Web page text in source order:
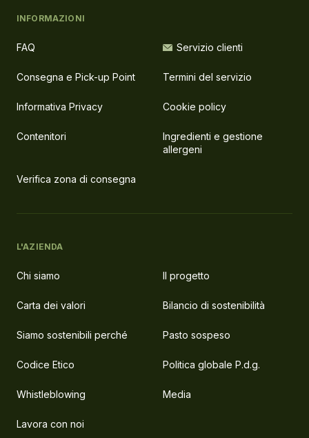
INFORMAZIONI
FAQ Servizio clienti
Consegna e Pick-up Point Termini del servizio
Informativa Privacy Cookie policy
Contenitori
Ingredienti e gestione
allergeni
Verifica zona di consegna
L'AZIENDA
Chi siamo Il progetto
Carta dei valori Bilancio di sostenibilità
Siamo sostenibili perché Pasto sospeso
Codice Etico Politica globale P.d.g.
Whistleblowing Media
Lavora con noi